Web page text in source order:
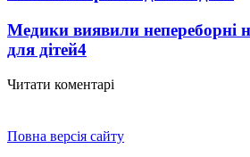
Медики виявили непереборні
для дітей4
Читати коментарі
Повна версія сайту